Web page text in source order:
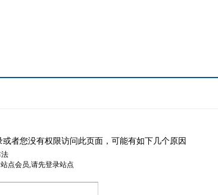
或者您没有权限访问此页面，可能有如下几个原因
点会员,请先登录站点